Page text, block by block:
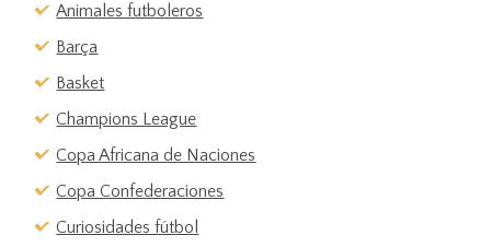
Animales futboleros
Barça
Basket
Champions League
Copa Africana de Naciones
Copa Confederaciones
Curiosidades fútbol